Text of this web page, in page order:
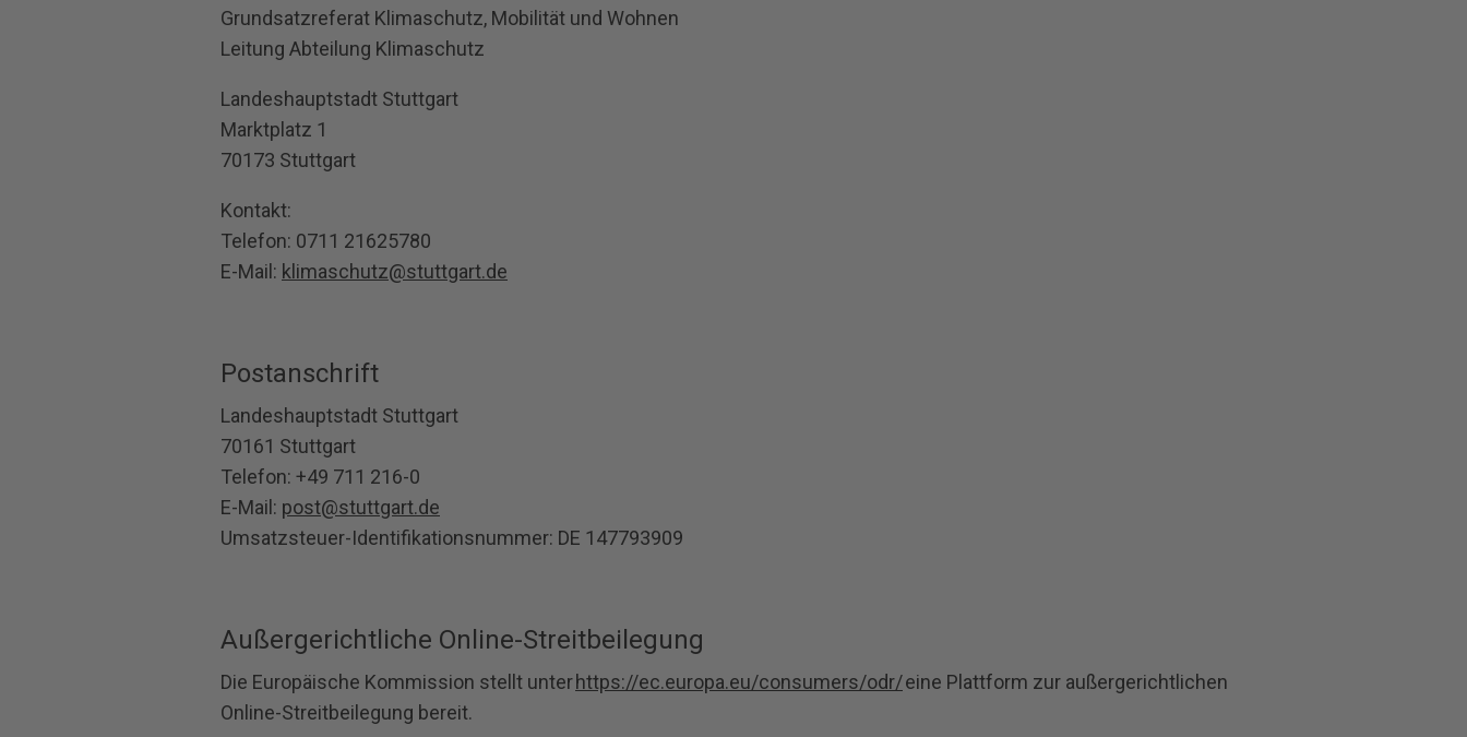
Grundsatzreferat Klimaschutz, Mobilität und Wohnen
Leitung Abteilung Klimaschutz
Landeshauptstadt Stuttgart
Marktplatz 1
70173 Stuttgart
Kontakt:
Telefon: 0711 21625780
E-Mail: klimaschutz@stuttgart.de
Postanschrift
Landeshauptstadt Stuttgart
70161 Stuttgart
Telefon: +49 711 216-0
E-Mail: post@stuttgart.de
Umsatzsteuer-Identifikationsnummer: DE 147793909
Außergerichtliche Online-Streitbeilegung
Die Europäische Kommission stellt unterhttps://ec.europa.eu/consumers/odr/eine Plattform zur außergerichtlichen
Online-Streitbeilegung bereit.